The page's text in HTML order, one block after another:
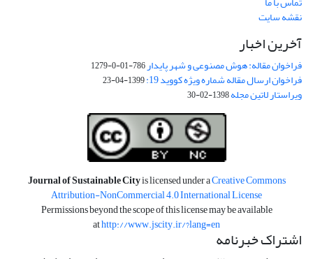
نقشه سایت
آخرین اخبار
فراخوان مقاله: هوش مصنوعی و شهر پایدار786-01-0-1279
فراخوان ارسال مقاله شماره ویژه کووید 19: 1399-04-23
ویراستار لاتین مجله1398-02-30
Journal of Sustainable Cityis licensed under aCreative Commons
Attribution-NonCommercial 4.0 International License
Permissions beyond the scope of this license may be available
athttp://www.jscity.ir/?lang=en
اشتراک خبرنامه